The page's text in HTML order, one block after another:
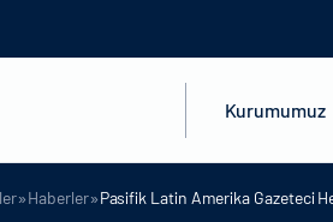
Kurumumuz
»Haberler»Pasifik Latin Amerika Gazeteci